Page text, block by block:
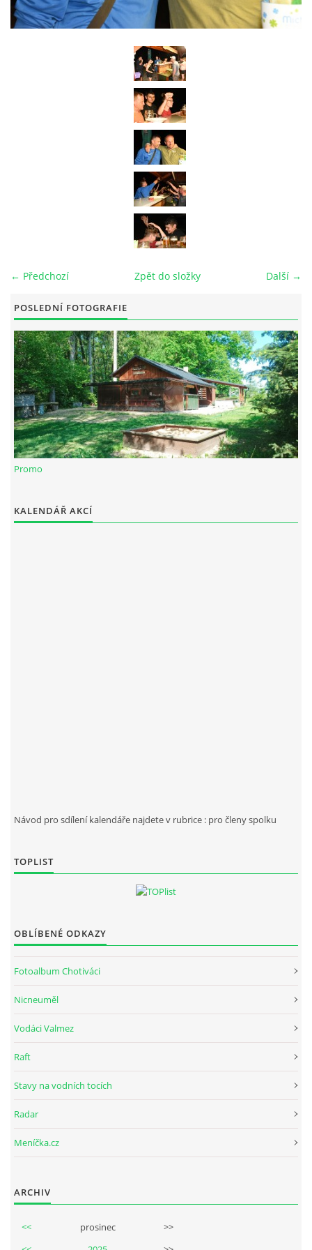
RAJČE FOTOGALERIE
PRO ČLENY SPOLKU
Spolek Chotiváci
chotivskaparta@seznam.cz
© 2025 eStránky.cz
← Předchozí Další →
Zpět do složky
POSLEDNÍ FOTOGRAFIE
Promo
KALENDÁŘ AKCÍ
Návod pro sdílení kalendáře najdete v rubrice : pro členy spolku
TOPLIST
OBLÍBENÉ ODKAZY
Fotoalbum Chotiváci
Nicneuměl
Vodáci Valmez
Raft
Stavy na vodních tocích
Radar
Meníčka.cz
ARCHIV
<< prosinec
>>